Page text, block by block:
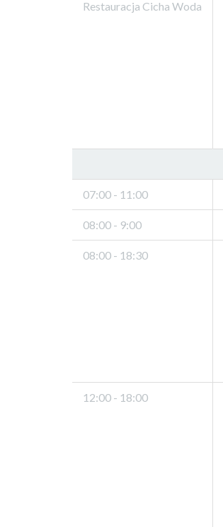
Restauracja Cicha Woda
07:00 - 11:00
08:00 - 9:00
08:00 - 18:30
12:00 - 18:00